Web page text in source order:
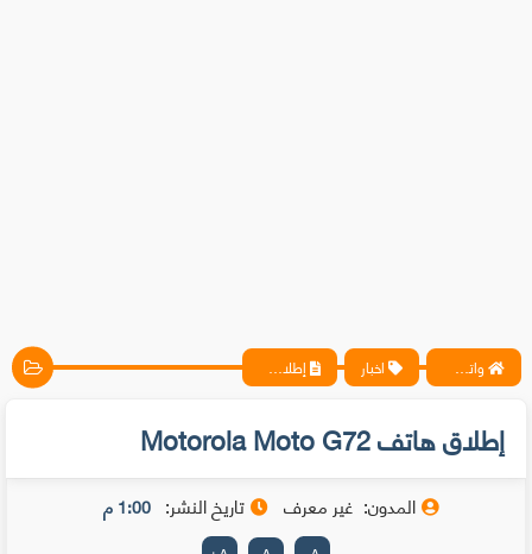
واتس آب ، فيسبوك ، أنترنت ، شروحات تقنية حصرية - المحترف اخبار إطلاق هاتف Motorola Moto G72
إطلاق هاتف Motorola Moto G72
المدون: غير معرف تاريخ النشر: 1:00 م